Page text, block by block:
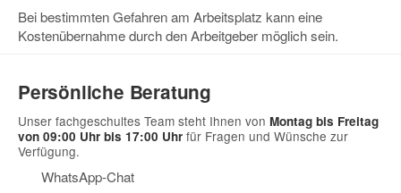
Bei bestimmten Gefahren am Arbeitsplatz kann eine
Kostenübernahme durch den Arbeitgeber möglich sein.
Persönliche Beratung
Unser fachgeschultes Team steht Ihnen von Montag bis Freitag
von 09:00 Uhr bis 17:00 Uhr für Fragen und Wünsche zur
Verfügung.
WhatsApp-Chat